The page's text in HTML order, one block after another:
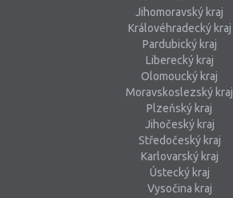
Jihomoravský kraj
Královéhradecký kraj
Pardubický kraj
Liberecký kraj
Olomoucký kraj
Moravskoslezský kraj
Plzeňský kraj
Jihočeský kraj
Středočeský kraj
Karlovarský kraj
Ústecký kraj
Vysočina kraj